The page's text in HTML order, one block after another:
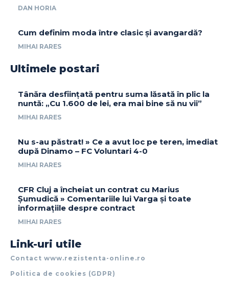
DAN HORIA
Cum definim moda între clasic și avangardă?
MIHAI RARES
Ultimele postari
Tânăra desființată pentru suma lăsată în plic la
nuntă: „Cu 1.600 de lei, era mai bine să nu vii”
MIHAI RARES
Nu s-au păstrat! » Ce a avut loc pe teren, imediat
după Dinamo – FC Voluntari 4-0
MIHAI RARES
CFR Cluj a încheiat un contrat cu Marius
Șumudică » Comentariile lui Varga și toate
informațiile despre contract
MIHAI RARES
Link-uri utile
Contact www.rezistenta-online.ro
Politica de cookies (GDPR)